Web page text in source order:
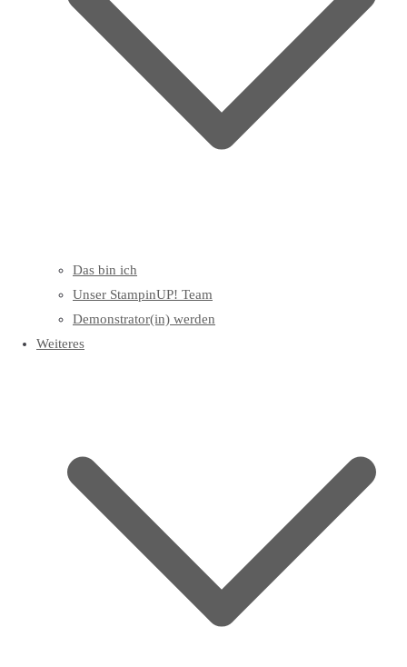
Das bin ich
Unser StampinUP! Team
Demonstrator(in) werden
Weiteres